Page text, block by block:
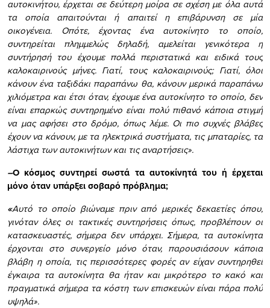
αυτοκινήτου, έρχεται σε δεύτερη μοίρα σε σχέση με όλα αυτά
τα οποία απαιτούνται ή απαιτεί η επιβάρυνση σε μία
οικογένεια. Οπότε, έχοντας ένα αυτοκίνητο το οποίο,
συντηρείται πλημμελώς δηλαδή, αμελείται γενικότερα η
συντήρησή του έχουμε πολλά περιστατικά και ειδικά τους
καλοκαιρινούς μήνες. Γιατί, τους καλοκαιρινούς; Γιατί, όλοι
κάνουν ένα ταξιδάκι παραπάνω θα, κάνουν μερικά παραπάνω
χιλιόμετρα και έτσι όταν, έχουμε ένα αυτοκίνητο το οποίο, δεν
είναι επαρκώς συντηρημένο είναι πολύ πιθανό κάποια στιγμή
να μας αφήσει στο δρόμο, όπως λέμε. Οι πιο συχνές βλάβες
έχουν να κάνουν, με τα ηλεκτρικά συστήματα, τις μπαταρίες, τα
λάστιχα των αυτοκινήτων και τις αναρτήσεις».
–Ο κόσμος συντηρεί σωστά τα αυτοκίνητά του ή έρχεται
μόνο όταν υπάρξει σοβαρό πρόβλημα;
«Αυτό το οποίο βιώναμε πριν από μερικές δεκαετίες όπου,
γινόταν όλες οι τακτικές συντηρήσεις όπως, προβλέπουν οι
κατασκευαστές, σήμερα δεν υπάρχει. Σήμερα, τα αυτοκίνητα
έρχονται στο συνεργείο μόνο όταν, παρουσιάσουν κάποια
βλάβη η οποία, τις περισσότερες φορές αν είχαν συντηρηθεί
έγκαιρα τα αυτοκίνητα θα ήταν και μικρότερο το κακό και
πραγματικά σήμερα τα κόστη των επισκευών είναι πάρα πολύ
υψηλά».